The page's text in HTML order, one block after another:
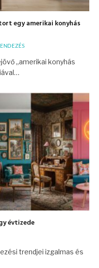
egy amerikai konyhás
„amerikai konyhás
évtizede
trendjei izgalmas és